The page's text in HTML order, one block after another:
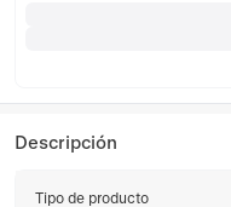
Descripción
Tipo de producto